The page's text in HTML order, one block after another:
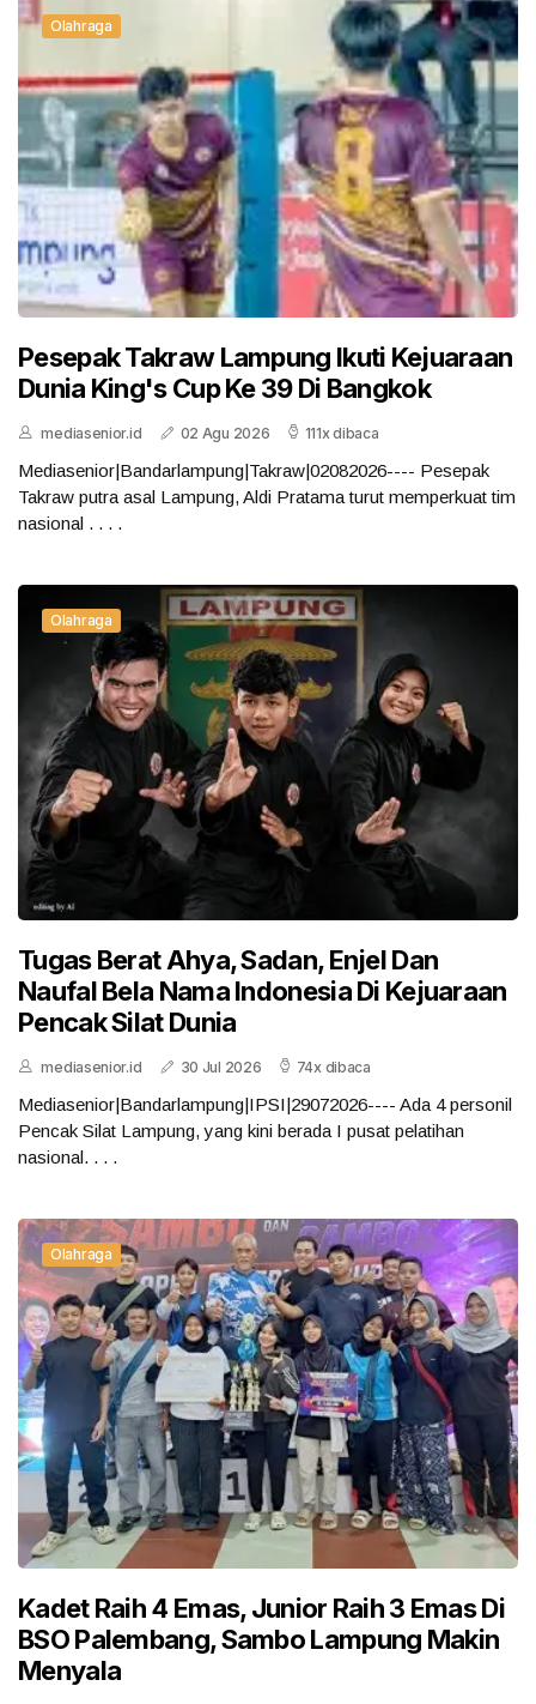
Olahraga
Pesepak Takraw Lampung Ikuti Kejuaraan
Dunia King's Cup Ke 39 Di Bangkok
mediasenior.id 02 Agu 2026 111x dibaca
Mediasenior|Bandarlampung|Takraw|02082026---- Pesepak
Takraw putra asal Lampung, Aldi Pratama turut memperkuat tim
nasional . . . .
Olahraga
Tugas Berat Ahya, Sadan, Enjel Dan
Naufal Bela Nama Indonesia Di Kejuaraan
Pencak Silat Dunia
mediasenior.id 30 Jul 2026 74x dibaca
Mediasenior|Bandarlampung|IPSI|29072026---- Ada 4 personil
Pencak Silat Lampung, yang kini berada I pusat pelatihan
nasional. . . .
Olahraga
Kadet Raih 4 Emas, Junior Raih 3 Emas Di
BSO Palembang, Sambo Lampung Makin
Menyala